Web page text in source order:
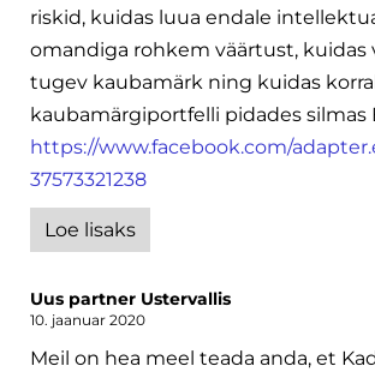
riskid, kuidas luua endale
omandiga rohkem väärtust, kuidas
tugev kaubamärk ning kuidas
kaubamärgiportfelli pidades silmas
https://www.facebook.com/
37573321238
Loe lisaks
Uus partner Ustervallis
10. jaanuar 2020
Meil on hea meel teada anda, et